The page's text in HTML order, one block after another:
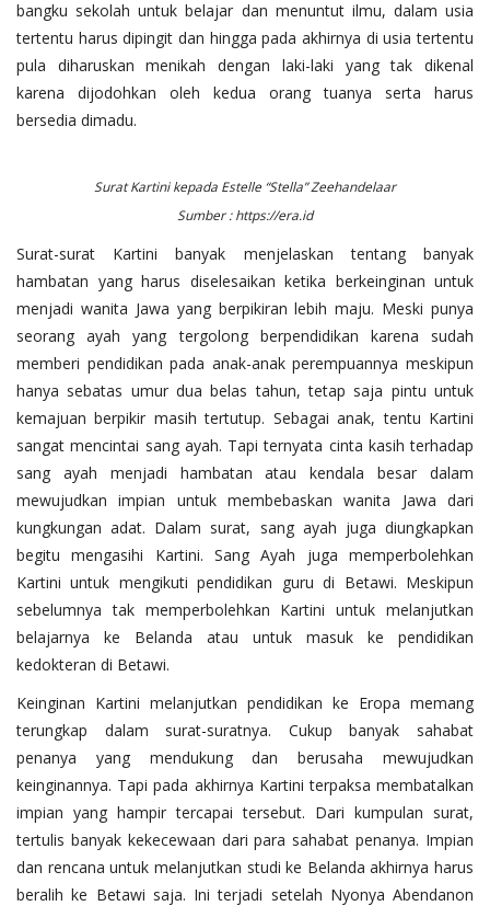
bangku sekolah untuk belajar dan menuntut ilmu, dalam usia
tertentu harus dipingit dan hingga pada akhirnya di usia tertentu
pula diharuskan menikah dengan laki-laki yang tak dikenal
karena dijodohkan oleh kedua orang tuanya serta harus
bersedia dimadu.
Surat Kartini kepada Estelle “Stella” Zeehandelaar
Sumber : https://era.id
Surat-surat Kartini banyak menjelaskan tentang banyak
hambatan yang harus diselesaikan ketika berkeinginan untuk
menjadi wanita Jawa yang berpikiran lebih maju. Meski punya
seorang ayah yang tergolong berpendidikan karena sudah
memberi pendidikan pada anak-anak perempuannya meskipun
hanya sebatas umur dua belas tahun, tetap saja pintu untuk
kemajuan berpikir masih tertutup. Sebagai anak, tentu Kartini
sangat mencintai sang ayah. Tapi ternyata cinta kasih terhadap
sang ayah menjadi hambatan atau kendala besar dalam
mewujudkan impian untuk membebaskan wanita Jawa dari
kungkungan adat. Dalam surat, sang ayah juga diungkapkan
begitu mengasihi Kartini. Sang Ayah juga memperbolehkan
Kartini untuk mengikuti pendidikan guru di Betawi. Meskipun
sebelumnya tak memperbolehkan Kartini untuk melanjutkan
belajarnya ke Belanda atau untuk masuk ke pendidikan
kedokteran di Betawi.
Keinginan Kartini melanjutkan pendidikan ke Eropa memang
terungkap dalam surat-suratnya. Cukup banyak sahabat
penanya yang mendukung dan berusaha mewujudkan
keinginannya. Tapi pada akhirnya Kartini terpaksa membatalkan
impian yang hampir tercapai tersebut. Dari kumpulan surat,
tertulis banyak kekecewaan dari para sahabat penanya. Impian
dan rencana untuk melanjutkan studi ke Belanda akhirnya harus
beralih ke Betawi saja. Ini terjadi setelah Nyonya Abendanon